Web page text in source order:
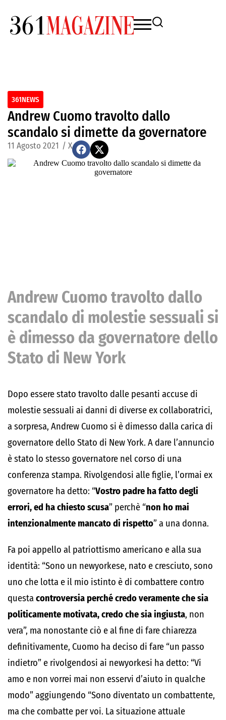
361NEWS
Andrew Cuomo travolto dallo
scandalo si dimette da governatore
11 Agosto 2021 / X
Andrew Cuomo travolto dallo
scandalo di molestie sessuali si
è dimesso da governatore dello
Stato di New York
Dopo essere stato travolto dalle pesanti accuse di
molestie sessuali ai danni di diverse ex collaboratrici,
a sorpresa, Andrew Cuomo si è dimesso dalla carica di
governatore dello Stato di New York. A dare l’annuncio
è stato lo stesso governatore nel corso di una
conferenza stampa. Rivolgendosi alle figlie, l’ormai ex
governatore ha detto: “Vostro padre ha fatto degli
errori, ed ha chiesto scusa” perchè “non ho mai
intenzionalmente mancato di rispetto” a una donna.
Fa poi appello al patriottismo americano e alla sua
identità: “Sono un newyorkese, nato e cresciuto, sono
uno che lotta e il mio istinto è di combattere contro
questa controversia perché credo veramente che sia
politicamente motivata, credo che sia ingiusta, non
vera”, ma nonostante ciò e al fine di fare chiarezza
definitivamente, Cuomo ha deciso di fare “un passo
indietro” e rivolgendosi ai newyorkesi ha detto: “Vi
amo e non vorrei mai non esservi d’aiuto in qualche
modo” aggiungendo “Sono diventato un combattente,
ma che combatte per voi. La situazione attuale